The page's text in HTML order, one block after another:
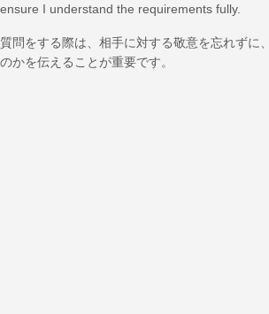
ensure I understand the requirements fully.
質問をする際は、相手に対する敬意を忘れずに
のかを伝えることが重要です。